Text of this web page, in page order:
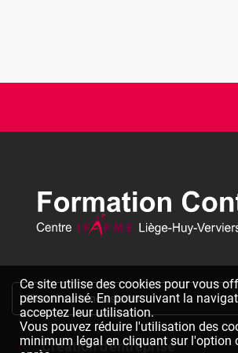
Ce site utilise des cookies pour vous
personnalisé. En poursuivant la
acceptez leur utilisation.
Vous pouvez réduire l'utilisation des
minimum légal en cliquant sur l'option
S'inscrire à la newsletter
Création d'entreprise